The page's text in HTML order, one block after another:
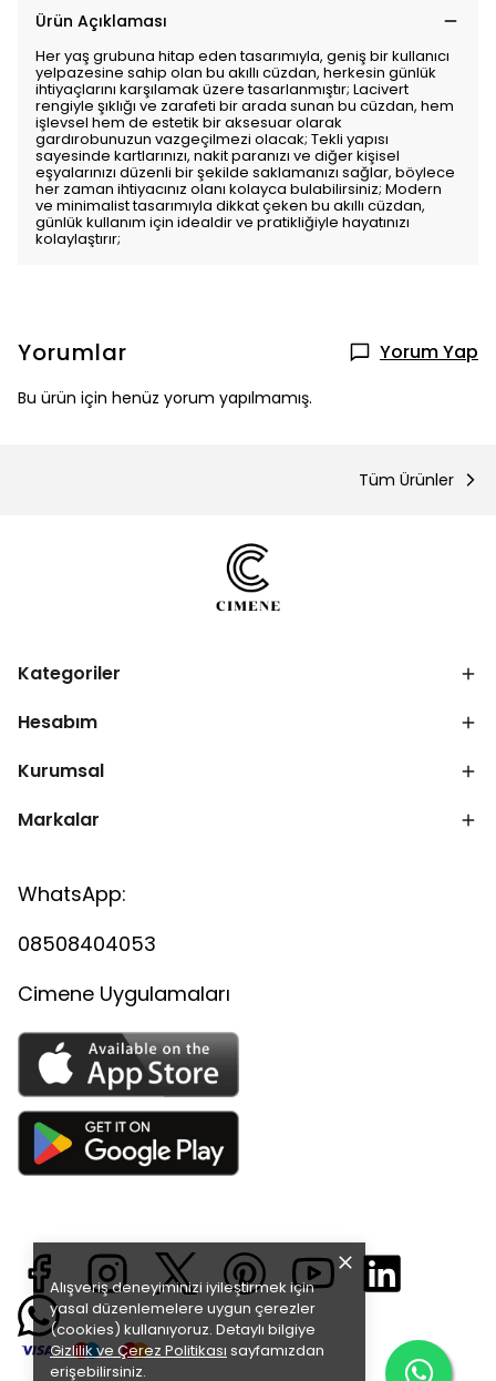
Alışveriş deneyiminizi iyileştirmek için
yasal düzenlemelere uygun çerezler
(cookies) kullanıyoruz. Detaylı bilgiye
Gizlilik ve Çerez Politikası sayfamızdan
erişebilirsiniz.
Ürün Açıklaması
Her yaş grubuna hitap eden tasarımıyla, geniş bir kullanıcı
yelpazesine sahip olan bu akıllı cüzdan, herkesin günlük
ihtiyaçlarını karşılamak üzere tasarlanmıştır; Lacivert
rengiyle şıklığı ve zarafeti bir arada sunan bu cüzdan, hem
işlevsel hem de estetik bir aksesuar olarak
gardırobunuzun vazgeçilmezi olacak; Tekli yapısı
sayesinde kartlarınızı, nakit paranızı ve diğer kişisel
eşyalarınızı düzenli bir şekilde saklamanızı sağlar, böylece
her zaman ihtiyacınız olanı kolayca bulabilirsiniz; Modern
ve minimalist tasarımıyla dikkat çeken bu akıllı cüzdan,
günlük kullanım için idealdir ve pratikliğiyle hayatınızı
kolaylaştırır;
Yorumlar Yorum Yap
Bu ürün için henüz yorum yapılmamış.
Tüm Ürünler
Kategoriler
Hesabım
Kurumsal
Markalar
WhatsApp:
08508404053
Cimene Uygulamaları